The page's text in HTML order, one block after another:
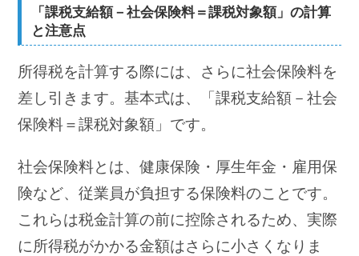
「課税支給額－社会保険料＝課税対象額」の計算
と注意点
所得税を計算する際には、さらに社会保険料を
差し引きます。基本式は、「課税支給額－社会
保険料＝課税対象額」です。
社会保険料とは、健康保険・厚生年金・雇用保
険など、従業員が負担する保険料のことです。
これらは税金計算の前に控除されるため、実際
に所得税がかかる金額はさらに小さくなりま